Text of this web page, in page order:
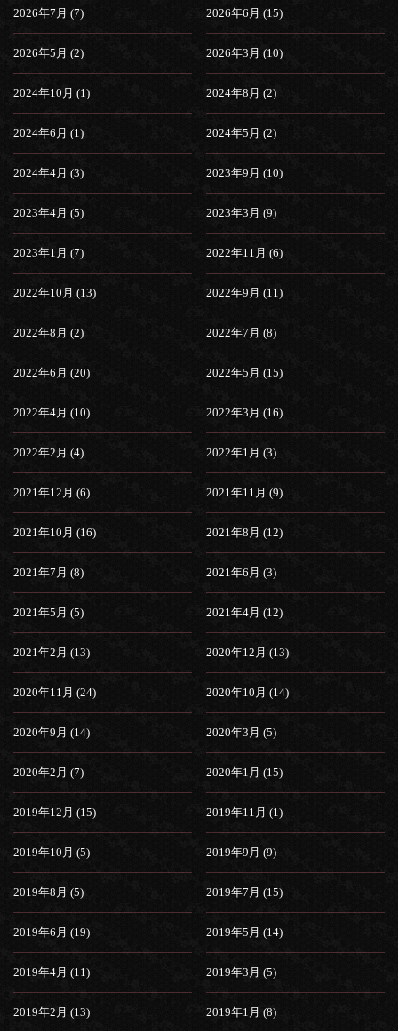
2026年7月 (7) 2026年6月 (15)
2026年5月 (2) 2026年3月 (10)
2024年10月 (1) 2024年8月 (2)
2024年6月 (1) 2024年5月 (2)
2024年4月 (3) 2023年9月 (10)
2023年4月 (5) 2023年3月 (9)
2023年1月 (7) 2022年11月 (6)
2022年10月 (13) 2022年9月 (11)
2022年8月 (2) 2022年7月 (8)
2022年6月 (20) 2022年5月 (15)
2022年4月 (10) 2022年3月 (16)
2022年2月 (4) 2022年1月 (3)
2021年12月 (6) 2021年11月 (9)
2021年10月 (16) 2021年8月 (12)
2021年7月 (8) 2021年6月 (3)
2021年5月 (5) 2021年4月 (12)
2021年2月 (13) 2020年12月 (13)
2020年11月 (24) 2020年10月 (14)
2020年9月 (14) 2020年3月 (5)
2020年2月 (7) 2020年1月 (15)
2019年12月 (15) 2019年11月 (1)
2019年10月 (5) 2019年9月 (9)
2019年8月 (5) 2019年7月 (15)
2019年6月 (19) 2019年5月 (14)
2019年4月 (11) 2019年3月 (5)
2019年2月 (13) 2019年1月 (8)